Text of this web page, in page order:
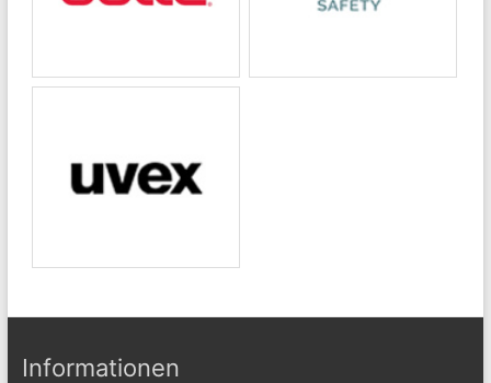
Informationen